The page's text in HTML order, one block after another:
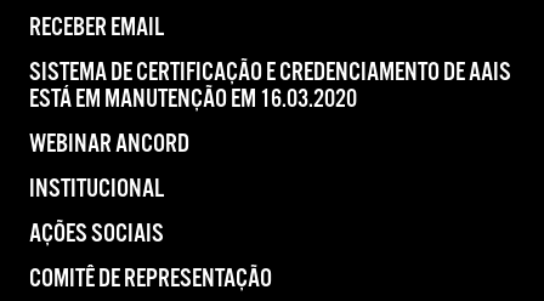
RECEBER EMAIL
SISTEMA DE CERTIFICAÇÃO E CREDENCIAMENTO DE AAIS
ESTÁ EM MANUTENÇÃO EM 16.03.2020
WEBINAR ANCORD
INSTITUCIONAL
AÇÕES SOCIAIS
COMITÊ DE REPRESENTAÇÃO